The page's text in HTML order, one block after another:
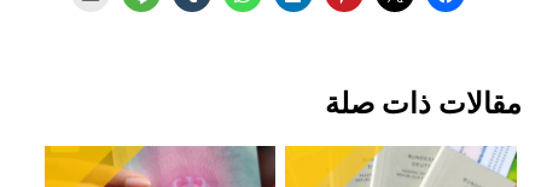
مقالات ذات صلة